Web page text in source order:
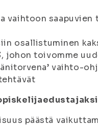
vaihtoon
osallistuminen
johon toivomme
vaihto-
päästä